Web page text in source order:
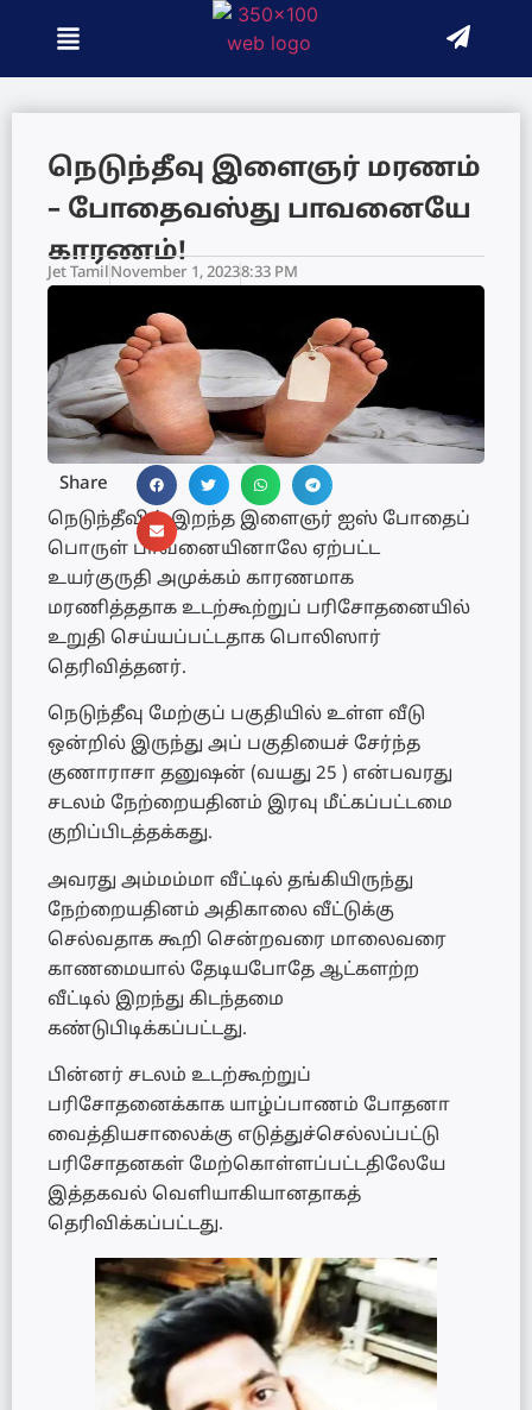
நெடுந்தீவு இளைஞர் மரணம்
– போதைவஸ்து பாவனையே
காரணம்!
Jet TamilNovember 1, 20238:33 PM
Share
நெடுந்தீவில் இறந்த இளைஞர் ஐஸ் போதைப்
பொருள் பாவனையினாலே ஏற்பட்ட
உயர்குருதி அமுக்கம் காரணமாக
மரணித்ததாக உடற்கூற்றுப் பரிசோதனையில்
உறுதி செய்யப்பட்டதாக பொலிஸார்
தெரிவித்தனர்.
நெடுந்தீவு மேற்குப் பகுதியில் உள்ள வீடு
ஒன்றில் இருந்து அப் பகுதியைச் சேர்ந்த
குணாராசா தனுஷன் (வயது 25 ) என்பவரது
சடலம் நேற்றையதினம் இரவு மீட்கப்பட்டமை
குறிப்பிடத்தக்கது.
அவரது அம்மம்மா வீட்டில் தங்கியிருந்து
நேற்றையதினம் அதிகாலை வீட்டுக்கு
செல்வதாக கூறி சென்றவரை மாலைவரை
காணமையால் தேடியபோதே ஆட்களற்ற
வீட்டில் இறந்து கிடந்தமை
கண்டுபிடிக்கப்பட்டது.
பின்னர் சடலம் உடற்கூற்றுப்
பரிசோதனைக்காக யாழ்ப்பாணம் போதனா
வைத்தியசாலைக்கு எடுத்துச்செல்லப்பட்டு
பரிசோதனகள் மேற்கொள்ளப்பட்டதிலேயே
இத்தகவல் வெளியாகியானதாகத்
தெரிவிக்கப்பட்டது.